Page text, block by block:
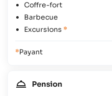
Coffre-fort
Barbecue
Excursions *
*Payant
Pension